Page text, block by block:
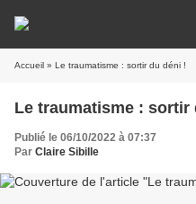
Accueil » Le traumatisme : sortir du déni !
Le traumatisme : sortir
Publié le 06/10/2022 à 07:37
Par Claire Sibille